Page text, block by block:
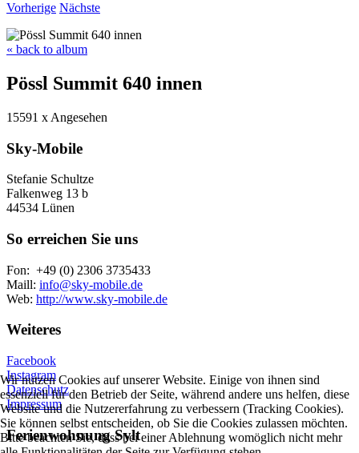
Vorherige Nächste
« back to album
Pössl Summit 640 innen
15591 x Angesehen
Sky-Mobile
Stefanie Schultze
Falkenweg 13 b
44534 Lünen
So erreichen Sie uns
Fon: +49 (0) 2306 3735433
Maill: info@sky-mobile.de
Web: http://www.sky-mobile.de
Weiteres
Facebook
Instagram
Datenschutz
Impressum
Ferienwohnung Sylt
Wir nutzen Cookies auf unserer Website. Einige von ihnen sind
essenziell für den Betrieb der Seite, während andere uns helfen, diese
Website und die Nutzererfahrung zu verbessern (Tracking Cookies).
Sie können selbst entscheiden, ob Sie die Cookies zulassen möchten.
Bitte beachten Sie, dass bei einer Ablehnung womöglich nicht mehr